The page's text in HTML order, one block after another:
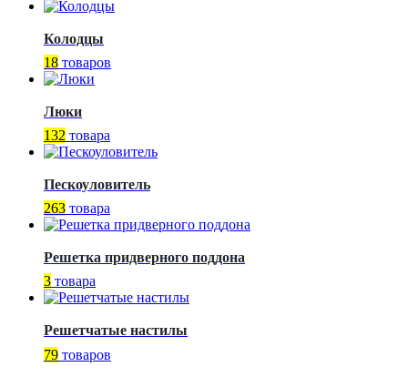
Колодцы
18 товаров
Люки
132 товара
Пескоуловитель
263 товара
Решетка придверного поддона
3 товара
Решетчатые настилы
79 товаров